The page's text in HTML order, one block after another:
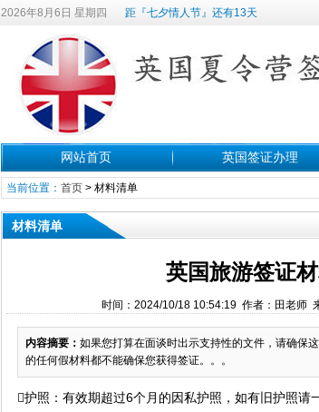
2026年8月6日 星期四 距『七夕情人节』还有13天
网站首页 英国签证办理
当前位置： 首页> 材料清单
材料清单
英国旅游签证
时间：2024/10/18 10:54:19 作者：田老师
内容摘要： 如果您打算在面谈时出示支持性的文件，请确保
的任何假材料都不能确保您获得签证。。。
护照：有效期超过6个月的因私护照，如有旧护照请